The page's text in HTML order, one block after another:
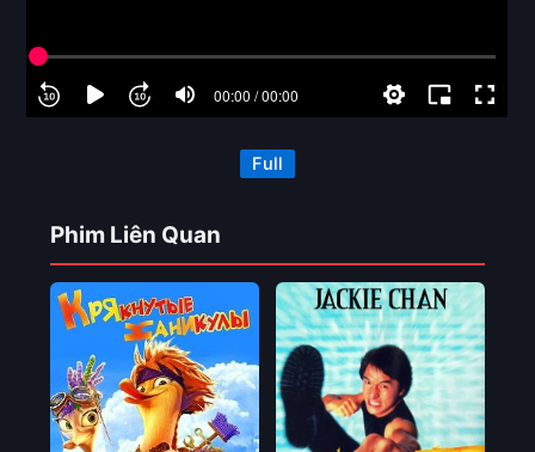
Full
Phim Liên Quan